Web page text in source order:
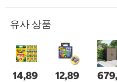
유사 상품
14,89
12,89
679,